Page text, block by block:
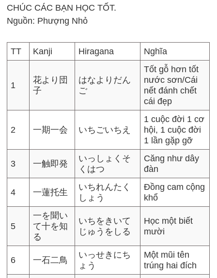
CHÚC CÁC BẠN HỌC TỐT.
Nguồn: Phượng Nhỏ
TT Kanji Hiragana Nghĩa
1
花より団
子
はなよりだん
ご
Tốt gỗ hơn tốt
nước sơn/Cái
nết đánh chết
cái đẹp
2 一期一会 いちごいちえ
1 cuộc đời 1 cơ
hội, 1 cuộc đời
1 lần gặp gỡ
3 一触即発
いっしょくそ
くはつ
Căng như dây
đàn
4 一蓮托生
いちれんたく
しょう
Đồng cam cộng
khổ
5
一を聞い
て十を知
る
いちをきいて
じゅうをしる
Học một biết
mười
6 一石二鳥
いっせきにち
ょう
Một mũi tên
trúng hai đích